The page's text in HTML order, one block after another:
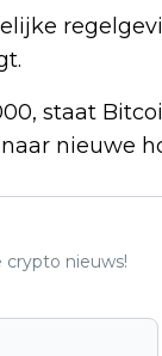
staat
nieuwe
nieuws!